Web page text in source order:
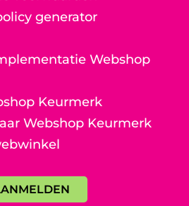
generator
Webshop
Keurmerk
Webshop Keurmerk